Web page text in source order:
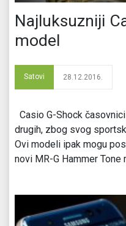
Najluksuzniji
model
Satovi 28.12.2016.
Casio G-Shock
drugih, zbog svog
Ovi modeli ipak mogu
novi MR-G Hammer Tone